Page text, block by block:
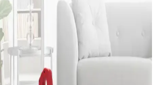
Hoparlörler: Mobil Ses
En İyi Seçenekler
hoparlörler, kompakt tasarımı, kablosuz
ses kalitesiyle mobil yaşam tarzına mükemmel
modeller ve uzun pil ömrü ile her yerde